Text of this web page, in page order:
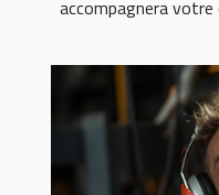
accompagnera